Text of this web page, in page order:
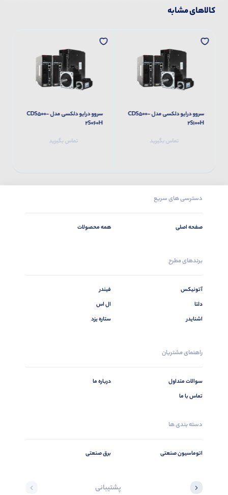
کالاهای مشابه
سروو درایو دلکسی مدل CDS500-
2S100H
تماس بگیرید
سروو درایو دلکسی مدل CDS500-
2S060H
تماس بگیرید
دسترسی های سریع
صفحه اصلی همه محصولات
برندهای مطرح
آتونیکس
دلتا
اشنایدر
فیندر
ال اس
ستاره یزد
راهنمای مشتریان
سوالات متداول
تماس با ما
درباره ما
دسته بندی ها
اتوماسیون صنعتی برق صنعتی
پشتیبانی